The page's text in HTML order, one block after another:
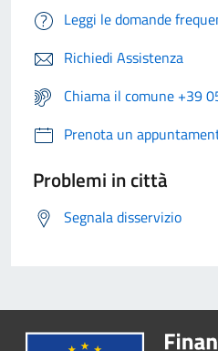
Leggi le domande
Richiedi Assistenza
Chiama il comune +39
Prenota un
Problemi in città
Segnala disservizio